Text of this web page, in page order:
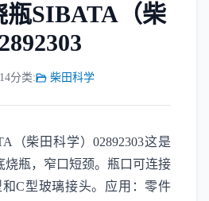
瓶SIBATA（柴
分类: 柴田科学
（柴田科学）02892303这是
烧瓶，窄口短颈。瓶口可连接
C型玻璃接头。应用：零件